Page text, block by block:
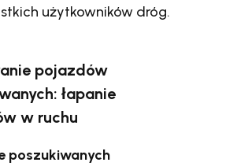
użytkowników dróg.
pojazdów
łapanie
w ruchu
poszukiwanych